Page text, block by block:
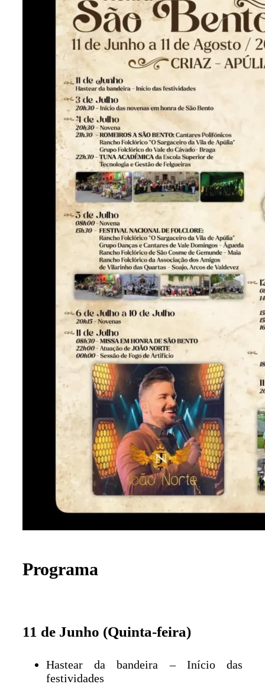
Programa
11 de Junho (Quinta-feira)
Hastear da bandeira – Início das
festividades